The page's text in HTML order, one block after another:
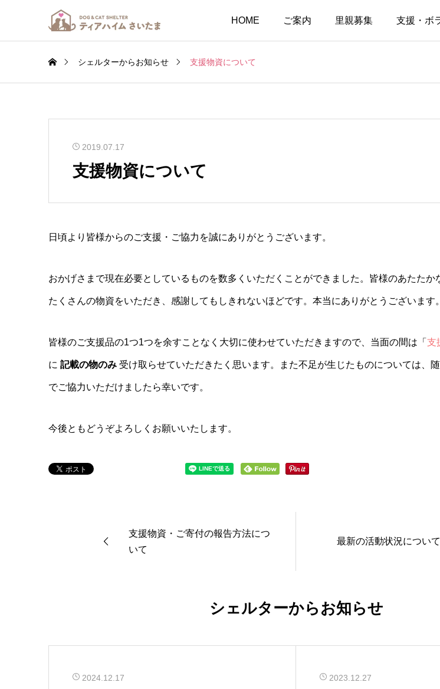
HOME ご案内 里親募集 支援・ボ
シェルターからお知らせ 支援物資について
2019.07.17
支援物資について
日頃より皆様からのご支援・ご協力を誠にありがとうございます。
おかげさまで現在必要としているものを数多くいただくことができました。皆様のあたたか
たくさんの物資をいただき、感謝してもしきれないほどです。本当にありがとうございます。
皆様のご支援品の1つ1つを余すことなく大切に使わせていただきますので、当面の間は「 支
に 記載の物のみ 受け取らせていただきたく思います。また不足が生じたものについては、
でご協力いただけましたら幸いです。
今後ともどうぞよろしくお願いいたします。
支援物資・ご寄付の報告方法につ
いて
最新の活動状況について
シェルターからお知らせ
2024.12.17 2023.12.27